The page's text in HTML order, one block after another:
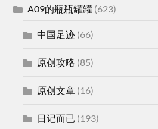
A09的瓶瓶罐罐 (623)
中国足迹 (66)
原创攻略 (85)
原创文章 (16)
日记而已 (193)